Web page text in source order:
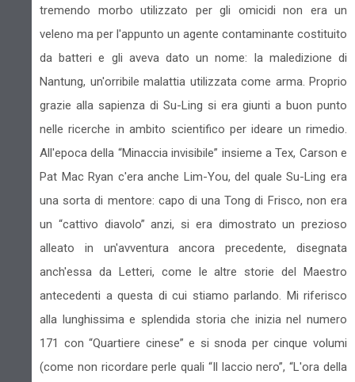
tremendo morbo utilizzato per gli omicidi non era un
veleno ma per l'appunto un agente contaminante costituito
da batteri e gli aveva dato un nome: la maledizione di
Nantung, un'orribile malattia utilizzata come arma. Proprio
grazie alla sapienza di Su-Ling si era giunti a buon punto
nelle ricerche in ambito scientifico per ideare un rimedio.
All'epoca della “Minaccia invisibile” insieme a Tex, Carson e
Pat Mac Ryan c'era anche Lim-You, del quale Su-Ling era
una sorta di mentore: capo di una Tong di Frisco, non era
un “cattivo diavolo” anzi, si era dimostrato un prezioso
alleato in un'avventura ancora precedente, disegnata
anch'essa da Letteri, come le altre storie del Maestro
antecedenti a questa di cui stiamo parlando. Mi riferisco
alla lunghissima e splendida storia che inizia nel numero
171 con “Quartiere cinese” e si snoda per cinque volumi
(come non ricordare perle quali “Il laccio nero”, “L'ora della